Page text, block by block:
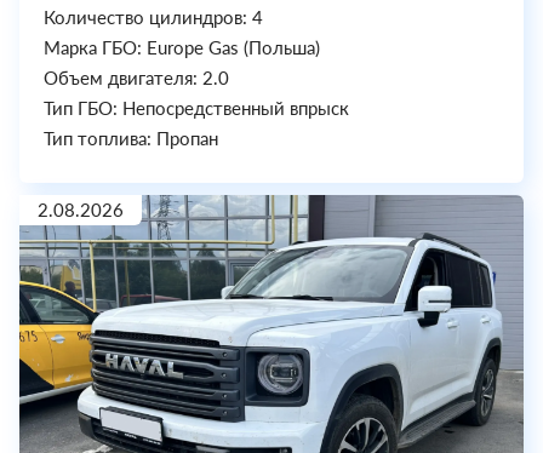
Количество цилиндров: 4
Марка ГБО: Europe Gas (Польша)
Объем двигателя: 2.0
Тип ГБО: Непосредственный впрыск
Тип топлива: Пропан
2.08.2026